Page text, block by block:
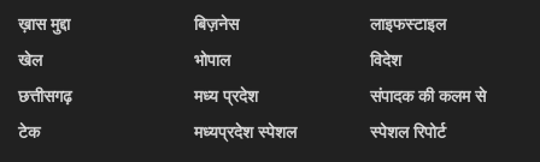
ख़ास मुद्दा
खेल
छत्तीसगढ़
टेक
बिज़नेस
भोपाल
मध्य प्रदेश
मध्यप्रदेश स्पेशल
लाइफस्टाइल
विदेश
संपादक की कलम से
स्पेशल रिपोर्ट